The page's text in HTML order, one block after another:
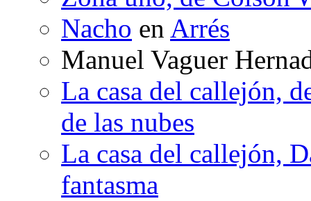
Nacho en Arrés
Manuel Vaguer
La casa del callejón,
de las nubes
La casa del callejón,
fantasma